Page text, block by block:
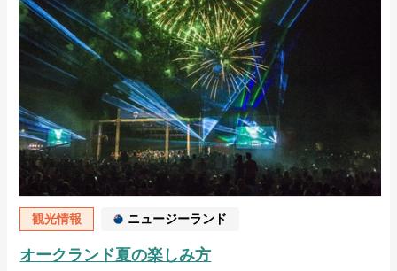
観光情報 ニュージーランド
オークランド夏の楽しみ方